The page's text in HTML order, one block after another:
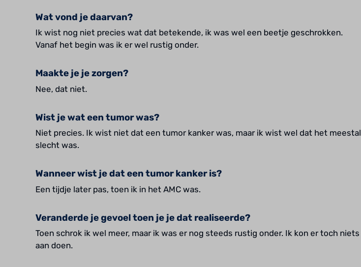
Wat vond je daarvan?
Ik wist nog niet precies wat dat betekende, ik was wel een beetje geschrokken.
Vanaf het begin was ik er wel rustig onder.
Maakte je je zorgen?
Nee, dat niet.
Wist je wat een tumor was?
Niet precies. Ik wist niet dat een tumor kanker was, maar ik wist wel dat het meestal
slecht was.
Wanneer wist je dat een tumor kanker is?
Een tijdje later pas, toen ik in het AMC was.
Veranderde je gevoel toen je je dat realiseerde?
Toen schrok ik wel meer, maar ik was er nog steeds rustig onder. Ik kon er toch niets
aan doen.